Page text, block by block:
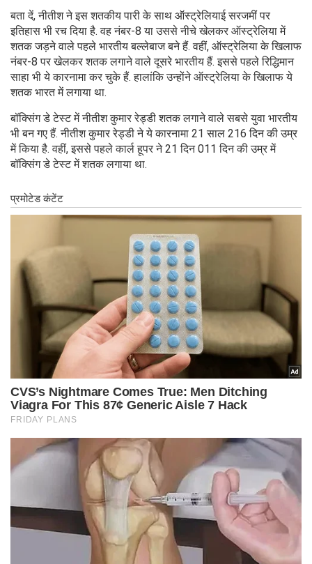
बता दें, नीतीश ने इस शतकीय पारी के साथ ऑस्ट्रेलियाई सरजमीं पर
इतिहास भी रच दिया है. वह नंबर-8 या उससे नीचे खेलकर ऑस्ट्रेलिया में
शतक जड़ने वाले पहले भारतीय बल्लेबाज बने हैं. वहीं, ऑस्ट्रेलिया के खिलाफ
नंबर-8 पर खेलकर शतक लगाने वाले दूसरे भारतीय हैं. इससे पहले रिद्धिमान
साहा भी ये कारनामा कर चुके हैं. हालांकि उन्होंने ऑस्ट्रेलिया के खिलाफ ये
शतक भारत में लगाया था.
बॉक्सिंग डे टेस्ट में नीतीश कुमार रेड्डी शतक लगाने वाले सबसे युवा भारतीय
भी बन गए हैं. नीतीश कुमार रेड्डी ने ये कारनामा 21 साल 216 दिन की उम्र
में किया है. वहीं, इससे पहले कार्ल हूपर ने 21 दिन 011 दिन की उम्र में
बॉक्सिंग डे टेस्ट में शतक लगाया था.